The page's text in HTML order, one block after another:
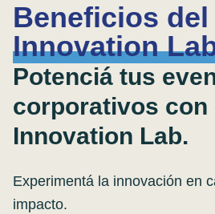
Beneficios del
Innovation
Potenciá tus
corporativos con
Innovation Lab.
Experimentá la innovación en
impacto.